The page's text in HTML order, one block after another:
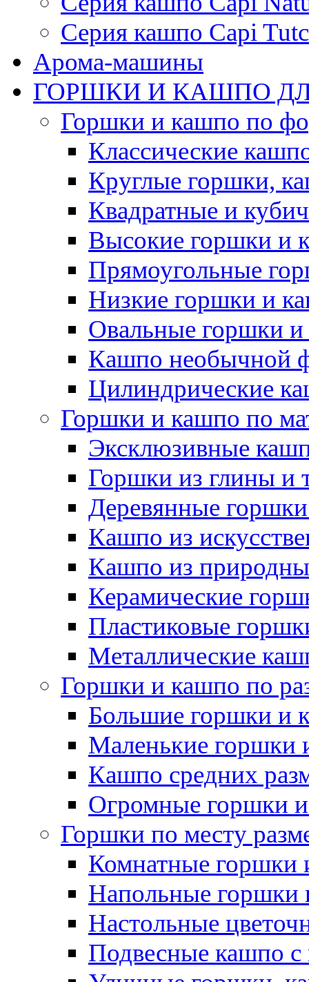
Серия кашпо Capi
Арома-машины
ГОРШКИ И КАШПО
Горшки и кашпо по
Классические
Круглые горшки,
Квадратные и
Высокие горшки и
Прямоугольные
Низкие горшки и
Овальные горшки
Кашпо необычной
Цилиндрические
Горшки и кашпо по
Эксклюзивные
Горшки из глины и
Деревянные
Кашпо из
Кашпо из
Керамические
Пластиковые
Металлические
Горшки и кашпо по
Большие горшки и
Маленькие горшки
Кашпо средних
Огромные горшки
Горшки по месту
Комнатные горшки
Напольные горшки
Настольные
Подвесные кашпо с